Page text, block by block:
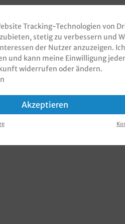
Tracking-Technologien von
stetig zu verbessern und
der Nutzer anzuzeigen.
und kann meine Einwilligung
widerrufen oder ändern.
Akzeptieren